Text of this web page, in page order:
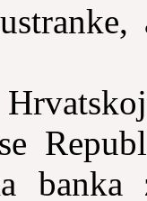
,